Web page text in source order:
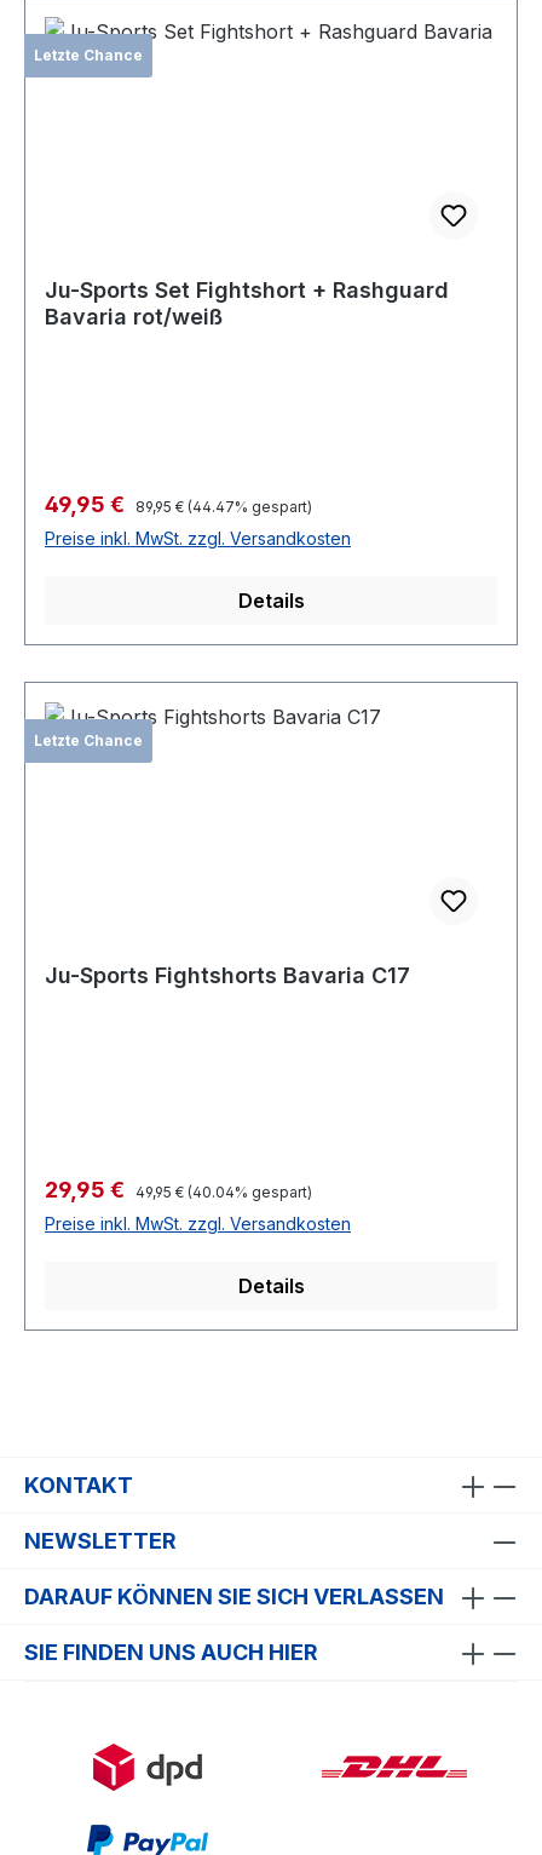
Letzte Chance
Ju-Sports Set Fightshort + Rashguard
Bavaria rot/weiß
Verkaufspreis:
49,95 € Regulärer Preis:
89,95 € (44.47% gespart)
Preise inkl. MwSt. zzgl. Versandkosten
Details
Letzte Chance
Ju-Sports Fightshorts Bavaria C17
Verkaufspreis:
29,95 € Regulärer Preis:
49,95 € (40.04% gespart)
Preise inkl. MwSt. zzgl. Versandkosten
Details
KONTAKT
NEWSLETTER
DARAUF KÖNNEN SIE SICH VERLASSEN
SIE FINDEN UNS AUCH HIER